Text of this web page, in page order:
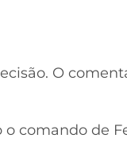
O
o comando de